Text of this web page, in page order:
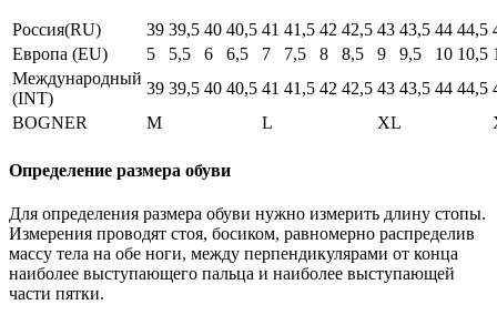
Россия(RU) 39 39,5 40 40,5 41 41,5 42 42,5 43 43,5 44 44,5
Европа (EU)
5 5,5 6 6,5 7 7,5 8 8,5 9 9,5 10 10,5
Международный
(INT)
39 39,5 40 40,5 41 41,5 42 42,5 43 43,5 44 44,5
BOGNER
M L XL
Определение размера обуви
Для определения размера обуви нужно измерить длину стопы.
Измерения проводят стоя, босиком, равномерно распределив
массу тела на обе ноги, между перпендикулярами от конца
наиболее выступающего пальца и наиболее выступающей
части пятки.